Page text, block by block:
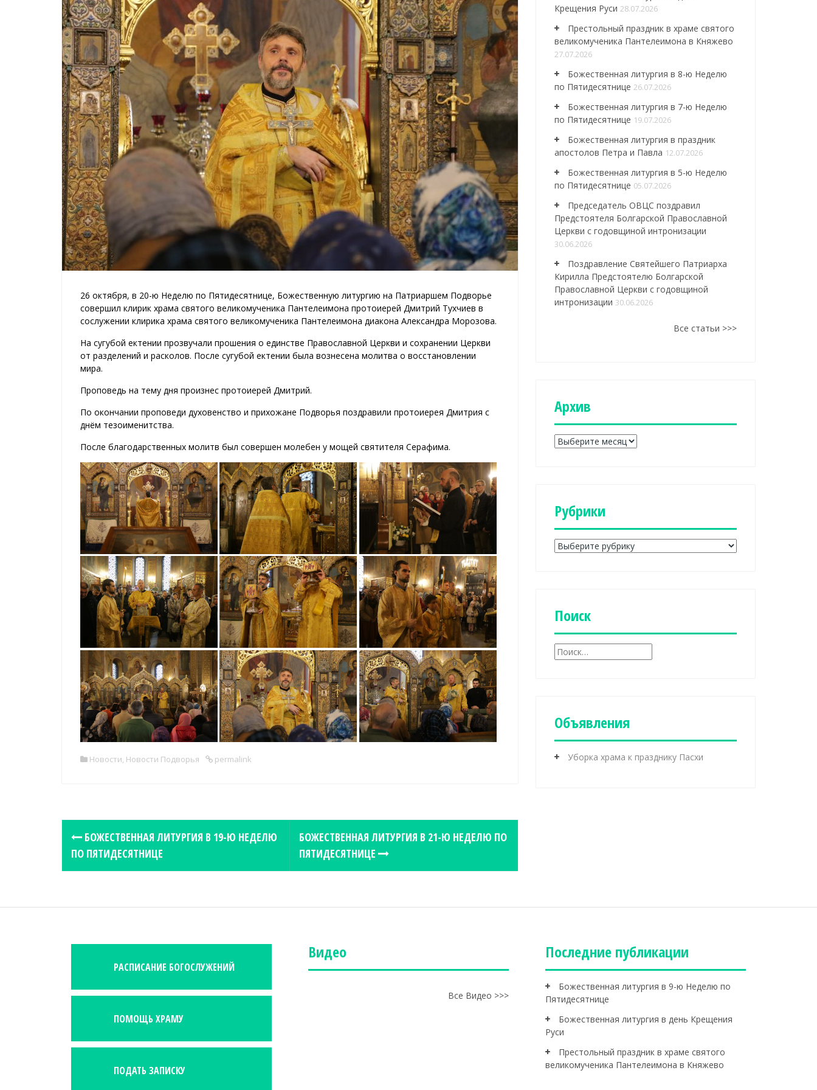
26 октября, в 20-ю Неделю по Пятидесятнице, Божественную литургию на Патриаршем Подворье
совершил клирик храма святого великомученика Пантелеимона протоиерей Дмитрий Тухчиев в
сослужении клирика храма святого великомученика Пантелеимона диакона Александра Морозова.
На сугубой ектении прозвучали прошения о единстве Православной Церкви и сохранении Церкви
от разделений и расколов. После сугубой ектении была вознесена молитва о восстановлении
мира.
Проповедь на тему дня произнес протоиерей Дмитрий.
По окончании проповеди духовенство и прихожане Подворья поздравили протоиерея Дмитрия с
днём тезоименитства.
После благодарственных молитв был совершен молебен у мощей святителя Серафима.
Новости Новости Подворья permalink
s
n
БОЖЕСТВЕННАЯ ЛИТУРГИЯ В 19-Ю НЕДЕЛЮ
ПО ПЯТИДЕСЯТНИЦЕ
БОЖЕСТВЕННАЯ ЛИТУРГИЯ В 21-Ю НЕДЕЛЮ ПО
ПЯТИДЕСЯТНИЦЕ
Крещения Руси 28.07.2026
Престольный праздник в храме святого
великомученика Пантелеимона в Княжево
27.07.2026
Божественная литургия в 8-ю Неделю
по Пятидесятнице 26.07.2026
Божественная литургия в 7-ю Неделю
по Пятидесятнице 19.07.2026
Божественная литургия в праздник
апостолов Петра и Павла 12.07.2026
Божественная литургия в 5-ю Неделю
по Пятидесятнице 05.07.2026
Председатель ОВЦС поздравил
Предстоятеля Болгарской Православной
Церкви с годовщиной интронизации
30.06.2026
Поздравление Святейшего Патриарха
Кирилла Предстоятелю Болгарской
Православной Церкви с годовщиной
интронизации 30.06.2026
Все статьи >>>
Aрхив
A
Рубрики
Р
к
иПоиск
Н
а
Объявления
Уборка храма к празднику Пасхи
РАСПИСАНИЕ БОГОСЛУЖЕНИЙ
ПОМОЩЬ ХРАМУ
ПОДАТЬ ЗАПИСКУ
Видео
Все Видео >>>
Последние публикации
Божественная литургия в 9-ю Неделю по
Пятидесятнице
Божественная литургия в день Крещения
Руси
Престольный праздник в храме святого
великомученика Пантелеимона в Княжево